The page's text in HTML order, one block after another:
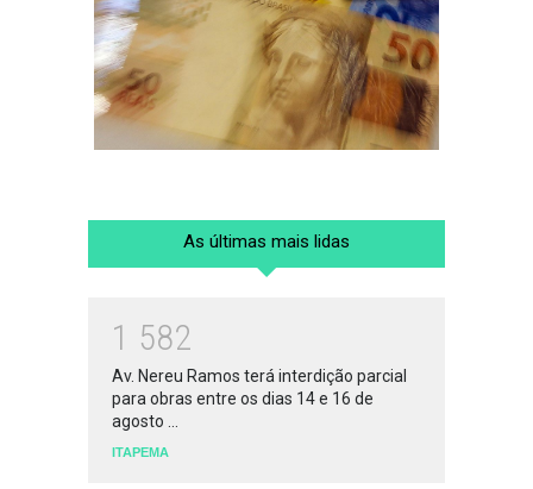
As últimas mais lidas
1 582
Av. Nereu Ramos terá interdição parcial
para obras entre os dias 14 e 16 de
agosto ...
ITAPEMA